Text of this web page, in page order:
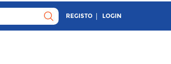
REGISTO LOGIN